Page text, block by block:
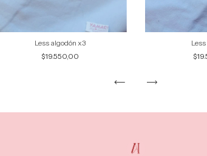
Less algodón x3
$19.550,00